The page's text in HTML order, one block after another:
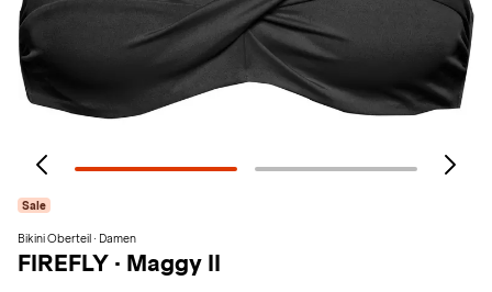
Sale
Bikini Oberteil · Damen
FIREFLY · Maggy II